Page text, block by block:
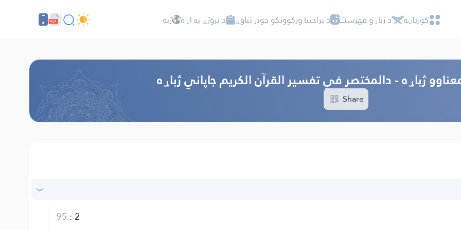
کور‌پاڼه د ژباړو فهرست د پراختیا ورکوونکو چوپړتیاوې د پروژې په اړه ژبه
ژباړه - دالمختصر في تفسير القرآن الكريم جاپاني ژباړه
Share
2
:
95